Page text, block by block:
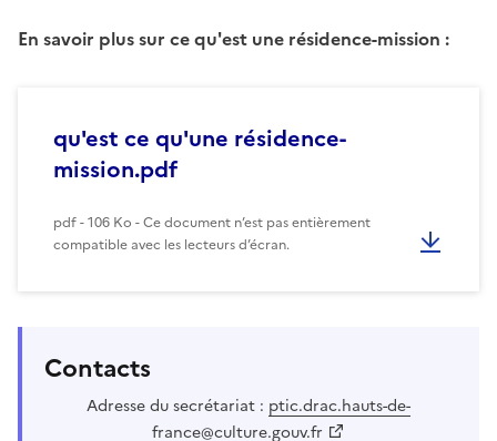
En savoir plus sur ce qu'est une résidence-mission :
qu'est ce qu'une résidence-
mission.pdf
pdf - 106 Ko - Ce document n’est pas entièrement
compatible avec les lecteurs d’écran.
Contacts
Adresse du secrétariat : ptic.drac.hauts-de-
france@culture.gouv.fr